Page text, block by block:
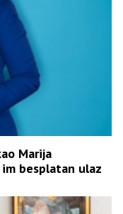
Marija
besplatan ulaz